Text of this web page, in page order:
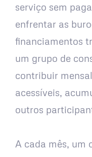
serviço sem
enfrentar as
financiamentos
um grupo de
contribuir
acessíveis,
outros
A cada mês, um